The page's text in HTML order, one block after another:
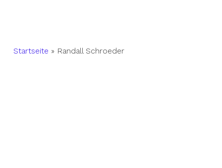
Startseite » Randall Schroeder